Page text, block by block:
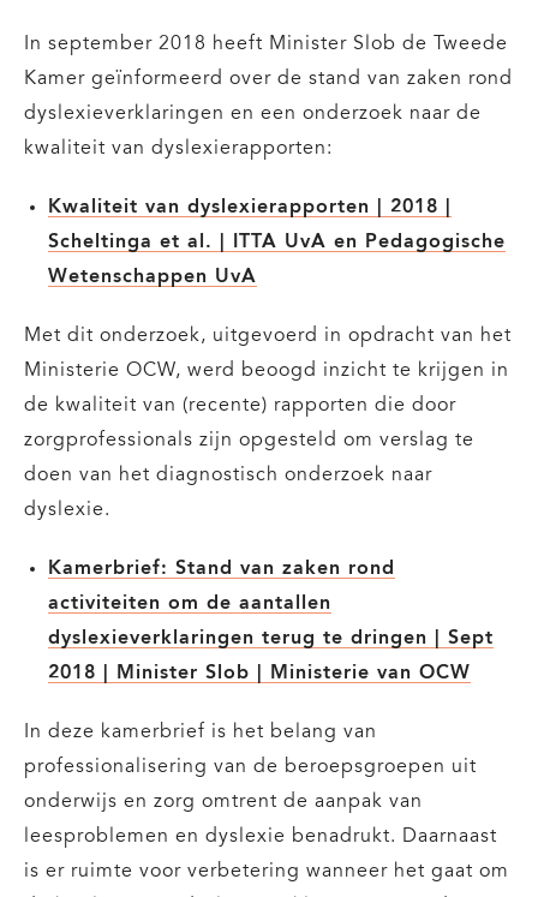
In september 2018 heeft Minister Slob de Tweede
Kamer geïnformeerd over de stand van zaken rond
dyslexieverklaringen en een onderzoek naar de
kwaliteit van dyslexierapporten:
Kwaliteit van dyslexierapporten | 2018 |
Scheltinga et al. | ITTA UvA en Pedagogische
Wetenschappen UvA
Met dit onderzoek, uitgevoerd in opdracht van het
Ministerie OCW, werd beoogd inzicht te krijgen in
de kwaliteit van (recente) rapporten die door
zorgprofessionals zijn opgesteld om verslag te
doen van het diagnostisch onderzoek naar
dyslexie.
Kamerbrief: Stand van zaken rond
activiteiten om de aantallen
dyslexieverklaringen terug te dringen | Sept
2018 | Minister Slob | Ministerie van OCW
In deze kamerbrief is het belang van
professionalisering van de beroepsgroepen uit
onderwijs en zorg omtrent de aanpak van
leesproblemen en dyslexie benadrukt. Daarnaast
is er ruimte voor verbetering wanneer het gaat om